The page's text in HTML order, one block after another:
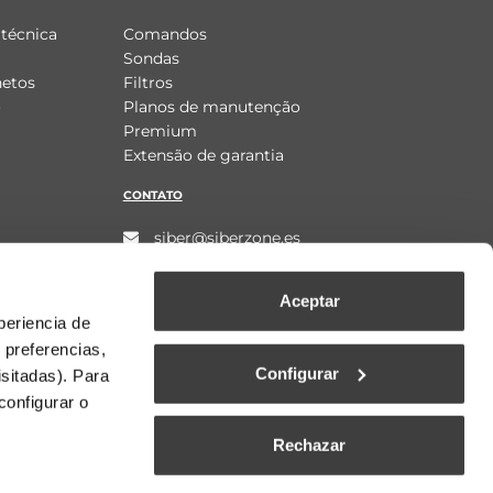
de
Para
o
Aceptar
Configurar
Rechazar
Comandos
Sondas
Filtros
Planos de manutenção
Premium
Extensão de garantia
CONTATO
siber@siberzone.es